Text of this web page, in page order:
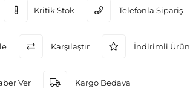
Kritik Stok Telefonla Sipariş
Karşılaştır İndirimli Ürün
Ver Kargo Bedava